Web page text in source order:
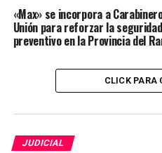
«Max» se incorpora a
Unión para reforzar la
preventivo en la Provincia del
CLICK PARA
JUDICIAL